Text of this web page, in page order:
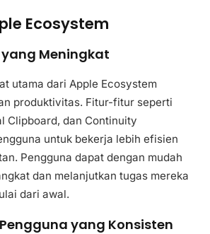
Ecosystem
Meningkat
utama dari Apple Ecosystem
produktivitas. Fitur-fitur seperti
Clipboard, dan Continuity
untuk bekerja lebih efisien
Pengguna dapat dengan mudah
dan melanjutkan tugas mereka
dari awal.
yang Konsisten